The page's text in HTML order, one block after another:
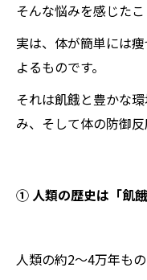
そんな悩みを感じた
実は、体が簡単には
よるものです。
それは飢餓と豊かな
み、そして体の防御反
① 人類の歴史は「飢
人類の約2〜4万年も